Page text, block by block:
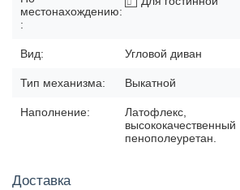
местонахождению:
:
Вид: Угловой диван
Тип механизма: Выкатной
Наполнение:
Латофлекс,
высококачественный
пенополеуретан.
Доставка